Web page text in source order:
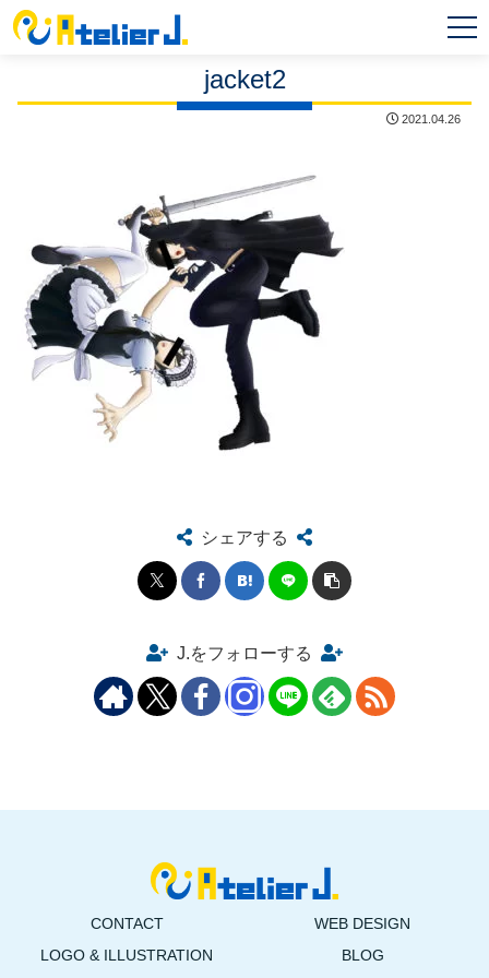
jacket2
2021.04.26
シェアする
J.をフォローする
CONTACT
WEB DESIGN
LOGO & ILLUSTRATION
BLOG